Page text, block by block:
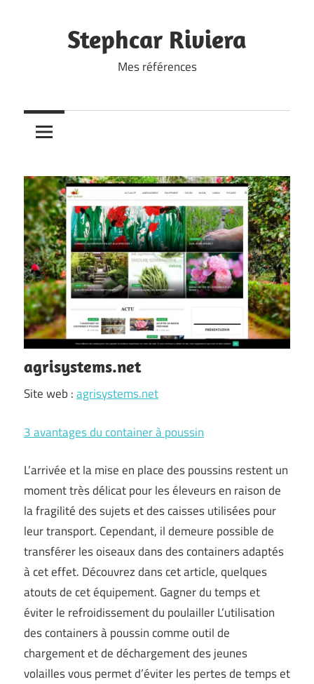
Stephcar Riviera
Mes références
agrisystems.net
Site web :agrisystems.net
3 avantages du container à poussin
L’arrivée et la mise en place des poussins restent un
moment très délicat pour les éleveurs en raison de
la fragilité des sujets et des caisses utilisées pour
leur transport. Cependant, il demeure possible de
transférer les oiseaux dans des containers adaptés
à cet effet. Découvrez dans cet article, quelques
atouts de cet équipement. Gagner du temps et
éviter le refroidissement du poulailler L’utilisation
des containers à poussin comme outil de
chargement et de déchargement des jeunes
volailles vous permet d’éviter les pertes de temps et